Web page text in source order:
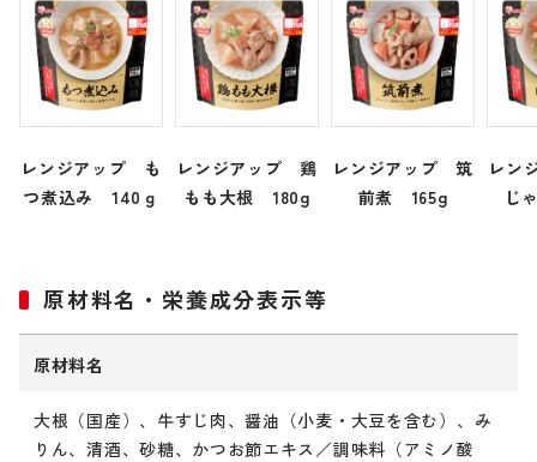
レンジアップ も
つ煮込み 140ｇ
レンジアップ 鶏
もも大根 180g
レンジアップ 筑
前煮 165g
レン
じ
原材料名・栄養成分表示等
原材料名
大根（国産）、牛すじ肉、醤油（小麦・大豆を含む）、み
りん、清酒、砂糖、かつお節エキス／調味料（アミノ酸